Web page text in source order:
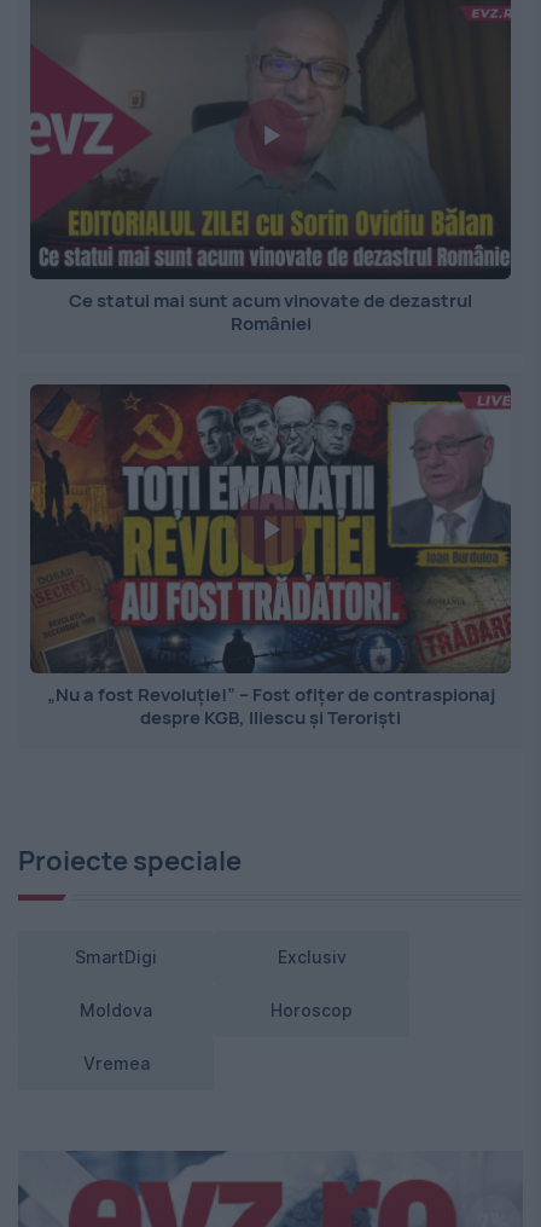
Ce statui mai sunt acum vinovate de dezastrul
României
„Nu a fost Revoluție!” – Fost ofițer de contraspionaj
despre KGB, Iliescu și Teroriști
Proiecte speciale
SmartDigi Exclusiv
Moldova Horoscop
Vremea